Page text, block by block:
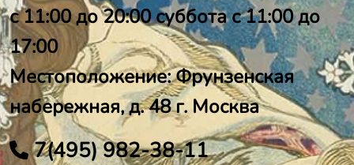
с 11:00 до 20:00 суббота с 11:00 до
17:00
Местоположение: Фрунзенская
набережная, д. 48 г. Москва
7(495) 982-38-11